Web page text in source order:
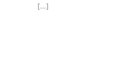
[...]